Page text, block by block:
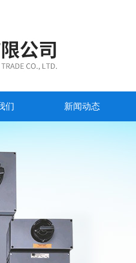
们 新闻动态